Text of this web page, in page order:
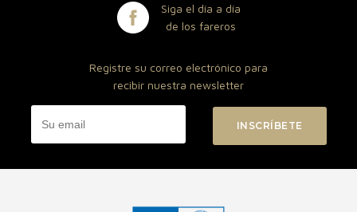
Siga el día a día
de los fareros
Registre su correo electrónico para
recibir nuestra newsletter